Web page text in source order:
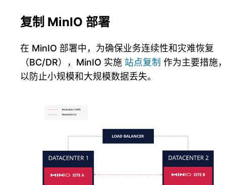
复制 MinIO 部署
在 MinIO 部署中，为确保业务连续性和灾难恢复
（BC/DR），MinIO 实施 站点复制 作为主要措施
以防止小规模和大规模数据丢失。